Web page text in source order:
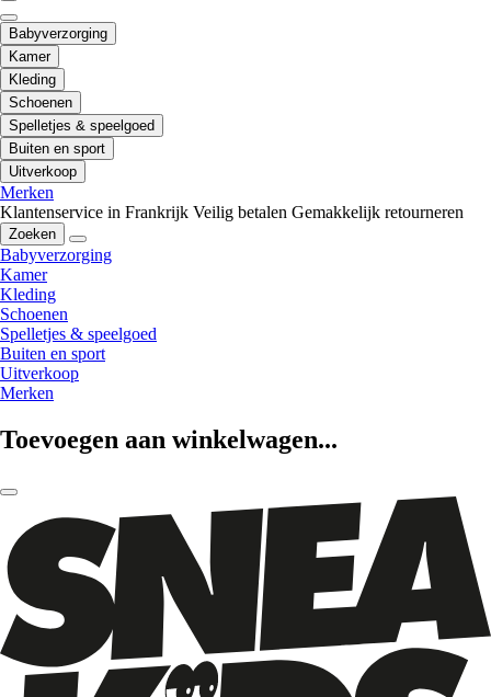
Babyverzorging
Kamer
Kleding
Schoenen
Spelletjes & speelgoed
Buiten en sport
Uitverkoop
Merken
Klantenservice in Frankrijk Veilig betalen Gemakkelijk retourneren
Zoeken
Babyverzorging
Kamer
Kleding
Schoenen
Spelletjes & speelgoed
Buiten en sport
Uitverkoop
Merken
Toevoegen aan winkelwagen...